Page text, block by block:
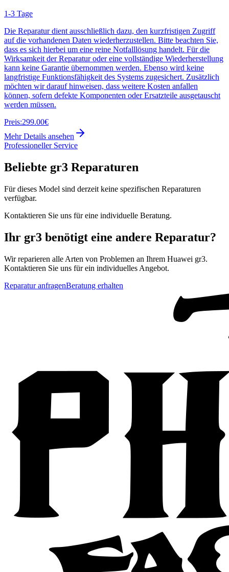
1-3 Tage
Die Reparatur dient ausschließlich dazu, den kurzfristigen Zugriff
auf die vorhandenen Daten wiederherzustellen. Bitte beachten Sie,
dass es sich hierbei um eine reine Notfalllösung handelt. Für die
Wirksamkeit der Reparatur oder eine vollständige Wiederherstellung
kann keine Garantie übernommen werden. Ebenso wird keine
langfristige Funktionsfähigkeit des Systems zugesichert. Zusätzlich
möchten wir darauf hinweisen, dass weitere Kosten anfallen
können, sofern defekte Komponenten oder Ersatzteile ausgetauscht
werden müssen.
Preis:299.00€
Mehr Details ansehen
Professioneller Service
Beliebte gr3 Reparaturen
Für dieses Model sind derzeit keine spezifischen Reparaturen
verfügbar.
Kontaktieren Sie uns für eine individuelle Beratung.
Ihr gr3 benötigt eine andere Reparatur?
Wir reparieren alle Arten von Problemen an Ihrem Huawei gr3.
Kontaktieren Sie uns für ein individuelles Angebot.
Reparatur anfragenBeratung erhalten